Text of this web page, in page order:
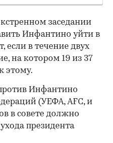
заседании
Инфантино уйти в
если в течение двух
на котором 19 из 37
этому.
Инфантино
(УЕФА, AFC, и
в совете должно
президента